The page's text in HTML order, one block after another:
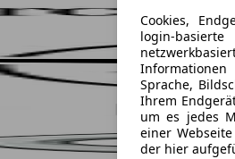
Cookies,
login-
Sprache,
Ihrem
um es jedes
einer
der hier